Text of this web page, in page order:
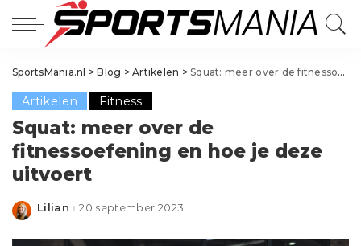
SportsMania.nl >Blog >Artikelen >Squat: meer over de fitnessoefening en hoe je deze uitvoert
Artikelen Fitness
Squat: meer over de
fitnessoefening en hoe je deze
uitvoert
Posted
Lilian 20 september 2023